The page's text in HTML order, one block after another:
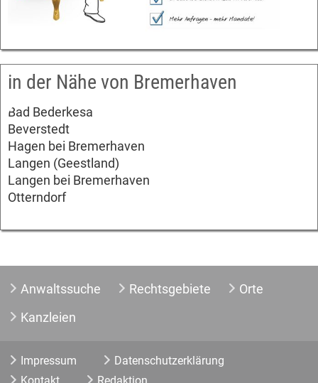
in der Nähe von Bremerhaven
Bad Bederkesa
Beverstedt
Hagen bei Bremerhaven
Langen (Geestland)
Langen bei Bremerhaven
Otterndorf
Anwaltssuche Rechtsgebiete
Orte
Kanzleien
Impressum
Datenschutzerklärung
Kontakt
Redaktion